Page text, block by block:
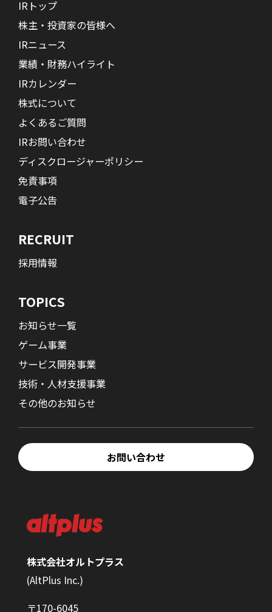
株式会社オルトプラス
(AltPlus Inc.)
〒170-6045
IRトップ
株主・投資家の皆様へ
IRニュース
業績・財務ハイライト
IRカレンダー
株式について
よくあるご質問
IRお問い合わせ
ディスクロージャーポリシー
免責事項
電子公告
RECRUIT
採用情報
TOPICS
お知らせ一覧
ゲーム事業
サービス開発事業
技術・人材支援事業
その他のお知らせ
お問い合わせ